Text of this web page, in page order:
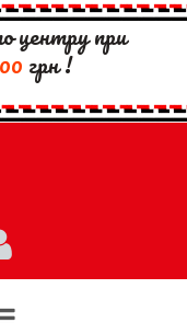
центру при
грн !